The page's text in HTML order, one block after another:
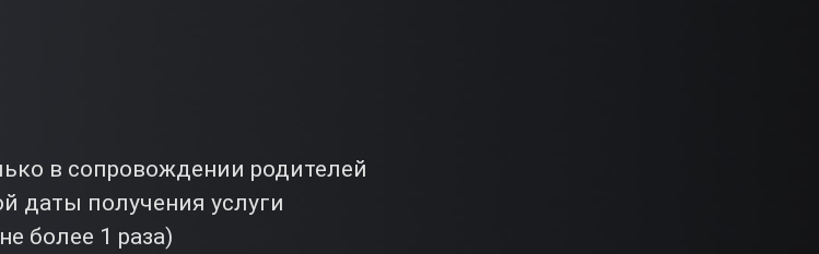
в сопровождении родителей
даты получения услуги
более 1 раза)